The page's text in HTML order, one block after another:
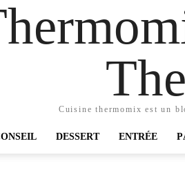
Cuisine thermomix est un
DESSERT ENTRÉE